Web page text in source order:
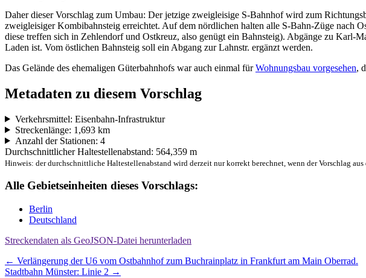
Daher dieser Vorschlag zum Umbau: Der jetzige zweigleisige S-Bahnhof wird zum
zweigleisiger Kombibahnsteig erreichtet. Auf dem nördlichen halten alle S-Bahn-Züge nach
diese treffen sich in Zehlendorf und Ostkreuz, also genügt ein Bahnsteig). Abgänge zu Karl-
Laden ist. Vom östlichen Bahnsteig soll ein Abgang zur Lahnstr. ergänzt werden.
Das Gelände des ehemaligen Güterbahnhofs war auch einmal fürWohnungsbau vorgesehen,
Metadaten zu diesem Vorschlag
Verkehrsmittel: Eisenbahn-Infrastruktur
Streckenlänge: 1,693 km
Anzahl der Stationen: 4
Durchschnittlicher Haltestellenabstand: 564,359 m
Hinweis: der durchschnittliche Haltestellenabstand wird derzeit nur korrekt berechnet, wenn der Vorschlag
Alle Gebietseinheiten dieses Vorschlags:
Berlin
Deutschland
Streckendaten als GeoJSON-Datei herunterladen
Beitragsnavigation
← Verlängerung der U6 vom Ostbahnhof zum Buchrainplatz in Frankfurt am Main Oberrad.
Stadtbahn Münster: Linie 2 →